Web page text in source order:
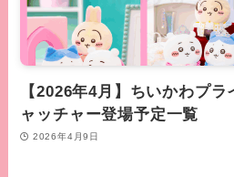
【2026年4月】ちいかわプ
ャッチャー登場予定一覧
2026年4月9日